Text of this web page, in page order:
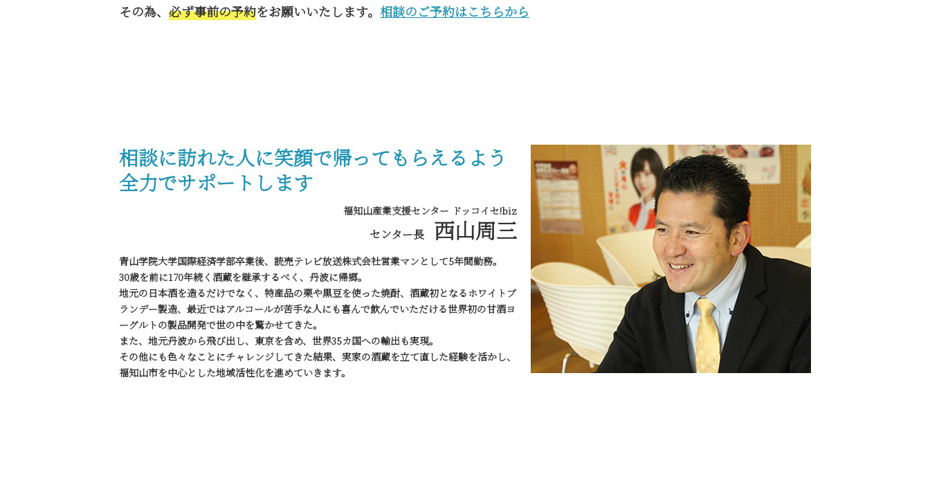
その為、 必ず事前の予約をお願いいたします。 相談のご予約はこちらから
相談に訪れた人に笑顔で帰ってもらえるよう
全力でサポートします
福知山産業支援センター ドッコイセ!biz
センター長 西山周三
青山学院大学国際経済学部卒業後、読売テレビ放送株式会社営業マンとして5年間勤務。
30歳を前に170年続く酒蔵を継承するべく、丹波に帰郷。
地元の日本酒を造るだけでなく、特産品の栗や黒豆を使った焼酎、酒蔵初となるホワイトブ
ランデー製造、最近ではアルコールが苦手な人にも喜んで飲んでいただける世界初の甘酒ヨ
ーグルトの製品開発で世の中を驚かせてきた。
また、地元丹波から飛び出し、東京を含め、世界35カ国への輸出も実現。
その他にも色々なことにチャレンジしてきた結果、実家の酒蔵を立て直した経験を活かし、
福知山市を中心とした地域活性化を進めていきます。